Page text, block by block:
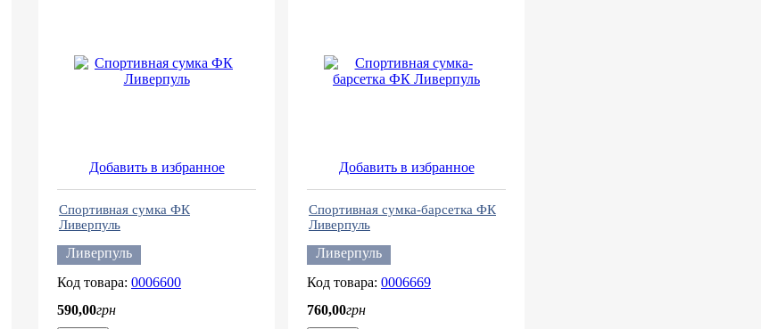
Добавить в избранное
Спортивная сумка ФК
Ливерпуль
Ливерпуль
0006600
590,00грн
Добавить в избранное
Спортивная сумка-барсетка ФК
Ливерпуль
Ливерпуль
0006669
760,00грн